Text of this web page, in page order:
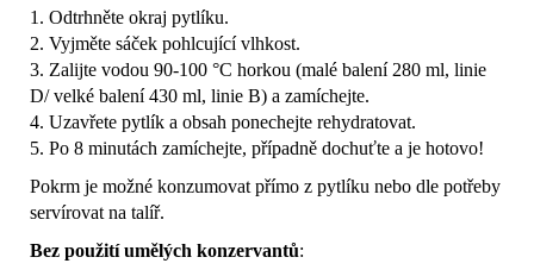
1. Odtrhněte okraj pytlíku.
2. Vyjměte sáček pohlcující vlhkost.
3. Zalijte vodou 90-100 °C horkou (malé balení 280 ml, linie
D/ velké balení 430 ml, linie B) a zamíchejte.
4. Uzavřete pytlík a obsah ponechejte rehydratovat.
5. Po 8 minutách zamíchejte, případně dochuťte a je hotovo!
Pokrm je možné konzumovat přímo z pytlíku nebo dle potřeby
servírovat na talíř.
Bez použití umělých konzervantů: